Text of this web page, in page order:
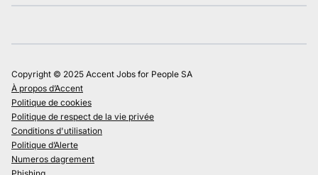
Copyright © 2025 Accent Jobs for People SA
À propos d’Accent
Politique de cookies
Politique de respect de la vie privée
Conditions d'utilisation
Politique d’Alerte
Numeros dagrement